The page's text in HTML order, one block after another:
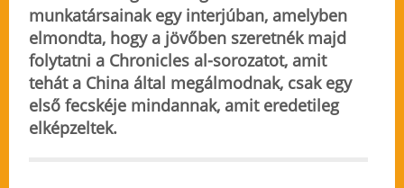
munkatársainak egy interjúban, amelyben
elmondta, hogy a jövőben szeretnék majd
folytatni a Chronicles al-sorozatot, amit
tehát a China által megálmodnak, csak egy
első fecskéje mindannak, amit eredetileg
elképzeltek.